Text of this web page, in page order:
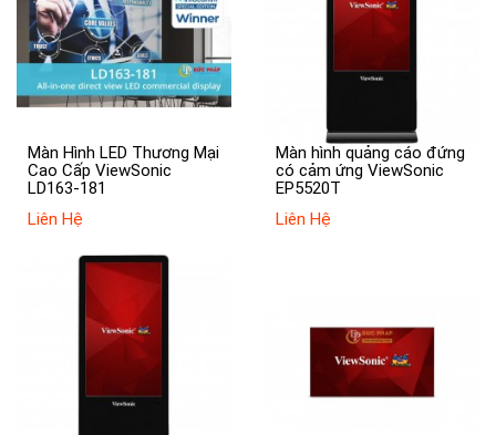
Màn Hình LED Thương Mại
Cao Cấp ViewSonic
LD163-181
Liên Hệ
Màn hình quảng cáo đứng
có cảm ứng ViewSonic
EP5520T
Liên Hệ